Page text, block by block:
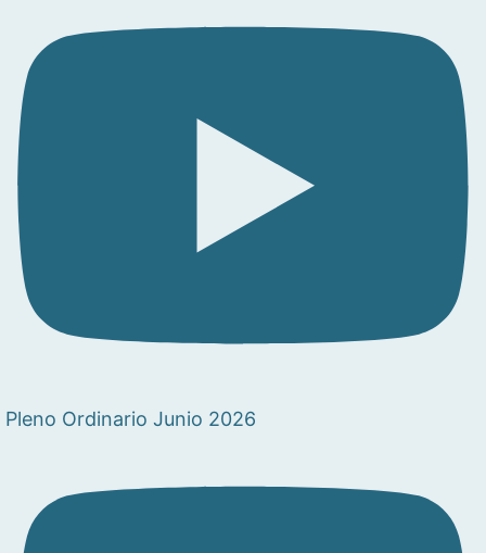
Pleno Ordinario Junio 2026